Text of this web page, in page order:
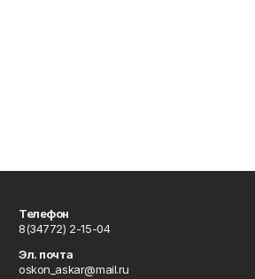
Телефон
8(34772) 2-15-04
Эл. почта
oskon_askar@mail.ru